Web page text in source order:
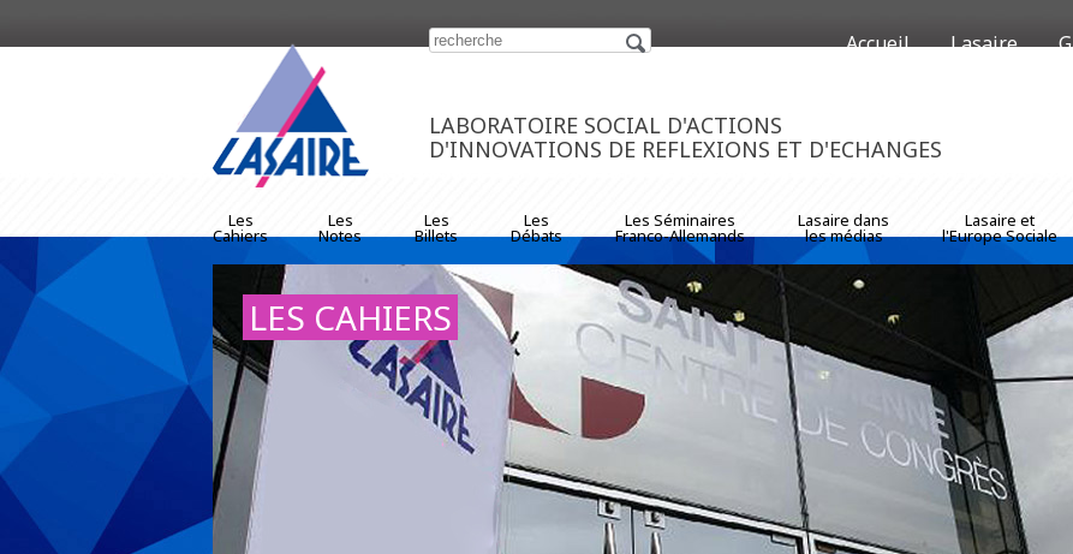
Accueil Lasaire
LABORATOIRE SOCIAL D'ACTIONS
D'INNOVATIONS DE REFLEXIONS ET D'ECHANGES
Les
Cahiers
Les
Notes
Les
Billets
Les
Débats
Les Séminaires
Franco-Allemands
Lasaire dans
les médias
Lasaire et
l'Europe Sociale
LES CAHIERS